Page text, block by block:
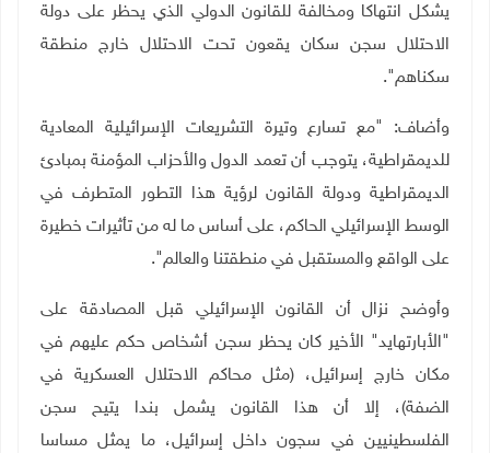
يشكل انتهاكا ومخالفة للقانون الدولي الذي يحظر على دولة
الاحتلال سجن سكان يقعون تحت الاحتلال خارج منطقة
سكناهم".
وأضاف: "مع تسارع وتيرة التشريعات الإسرائيلية المعادية
للديمقراطية، يتوجب أن تعمد الدول والأحزاب المؤمنة بمبادئ
الديمقراطية ودولة القانون لرؤية هذا التطور المتطرف في
الوسط الإسرائيلي الحاكم، على أساس ما له من تأثيرات خطيرة
على الواقع والمستقبل في منطقتنا والعالم".
وأوضح نزال أن القانون الإسرائيلي قبل المصادقة على
"الأبارتهايد" الأخير كان يحظر سجن أشخاص حكم عليهم في
مكان خارج إسرائيل، (مثل محاكم الاحتلال العسكرية في
الضفة)، إلا أن هذا القانون يشمل بندا يتيح سجن
الفلسطينيين في سجون داخل إسرائيل، ما يمثل مساسا